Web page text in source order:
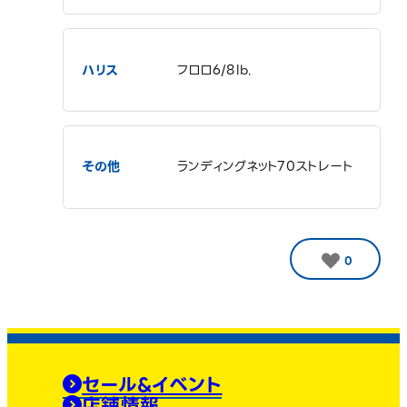
ハリス フロロ6/8lb.
その他 ランディングネット70ストレート
0
セール&イベント